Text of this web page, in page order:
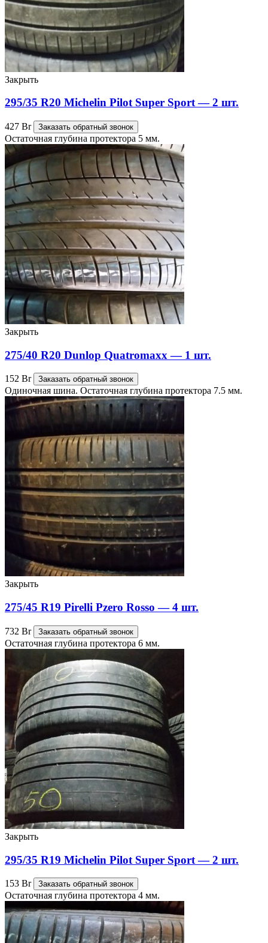
Закрыть
295/35 R20 Michelin Pilot Super Sport — 2 шт.
427 Br Заказать обратный звонок
Остаточная глубина протектора 5 мм.
Закрыть
275/40 R20 Dunlop Quatromaxx — 1 шт.
152 Br Заказать обратный звонок
Одиночная шина. Остаточная глубина протектора 7.5 мм.
Закрыть
275/45 R19 Pirelli Pzero Rosso — 4 шт.
732 Br Заказать обратный звонок
Остаточная глубина протектора 6 мм.
Закрыть
295/35 R19 Michelin Pilot Super Sport — 2 шт.
153 Br Заказать обратный звонок
Остаточная глубина протектора 4 мм.